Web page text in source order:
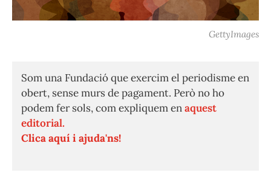
GettyImages
Som una Fundació que exercim el periodisme en
obert, sense murs de pagament. Però no ho
podem fer sols, com expliquem enaquest
editorial.
Clica aquí i ajuda'ns!